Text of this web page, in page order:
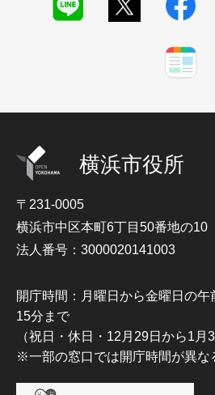
横浜市役所
〒231-0005
横浜市中区本町6丁目50番地の10
法人番号：3000020141003
開庁時間：月曜日から金曜日の
15分まで
（祝日・休日・12月29日から1月3
※一部の窓口では開庁時間が異な